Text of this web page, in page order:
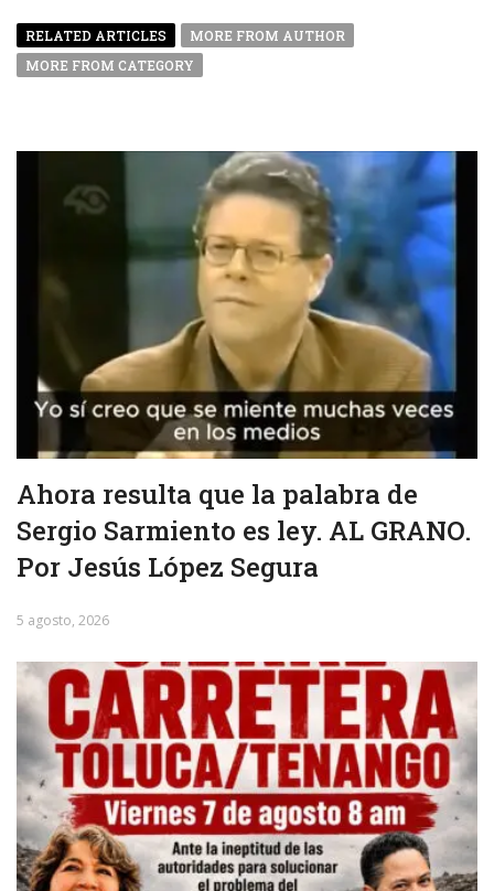
RELATED ARTICLES
MORE FROM AUTHOR
MORE FROM CATEGORY
Ahora resulta que la palabra de
Sergio Sarmiento es ley. AL GRANO.
Por Jesús López Segura
5 agosto, 2026